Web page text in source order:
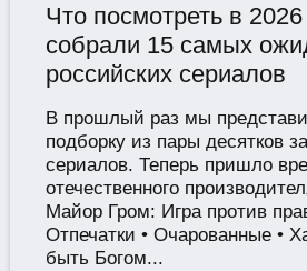
Что посмотреть в 2026
собрали 15 самых
российских сериалов
В прошлый раз мы
подборку из пары десятков
сериалов. Теперь пришло
отечественного
Майор Гром: Игра против
Отпечатки • Очарованные •
быть Богом...